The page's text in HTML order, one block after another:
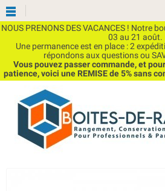
NOUS PRENONS DES VACANCES ! Notre
03 au 21 août.
Une permanence est en place : 2
répondons aux questions ou
Vous pouvez passer commande, et
patience, voici une REMISE de 5% sans